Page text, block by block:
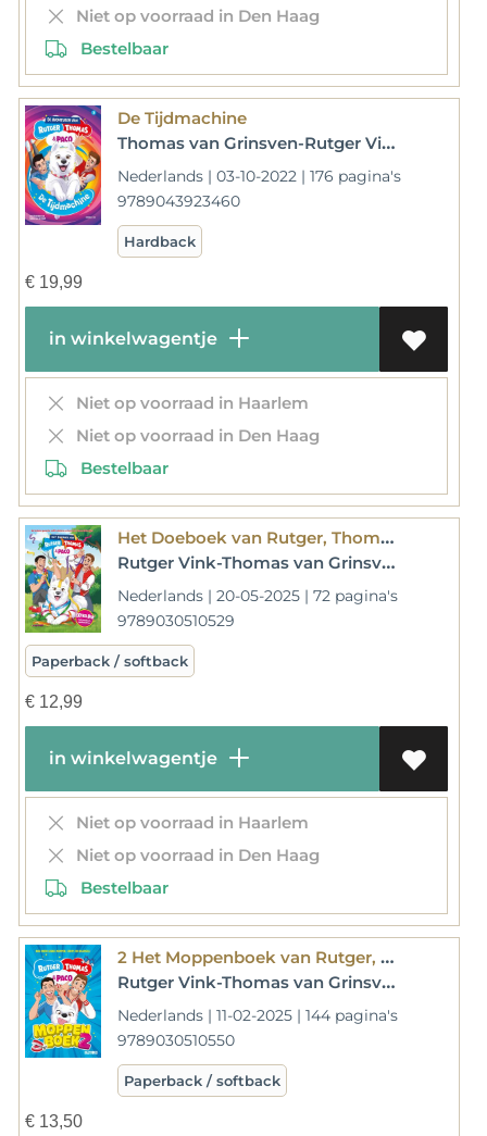
Niet op voorraad in Den Haag
Bestelbaar
De Tijdmachine
Thomas van Grinsven-Rutger Vink
Nederlands | 03-10-2022 | 176 pagina's
9789043923460
Hardback
€19,99
in winkelwagentje
Niet op voorraad in Haarlem
Niet op voorraad in Den Haag
Bestelbaar
Het Doeboek van Rutger, Thomas & Paco
Rutger Vink-Thomas van Grinsven
Nederlands | 20-05-2025 | 72 pagina's
9789030510529
Paperback / softback
€12,99
in winkelwagentje
Niet op voorraad in Haarlem
Niet op voorraad in Den Haag
Bestelbaar
2 Het Moppenboek van Rutger, Thomas en Paco
Rutger Vink-Thomas van Grinsven
Nederlands | 11-02-2025 | 144 pagina's
9789030510550
Paperback / softback
€13,50